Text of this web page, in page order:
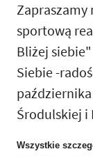
sportową
Bliżej
Siebie -
Środulskiej i
Wszystkie